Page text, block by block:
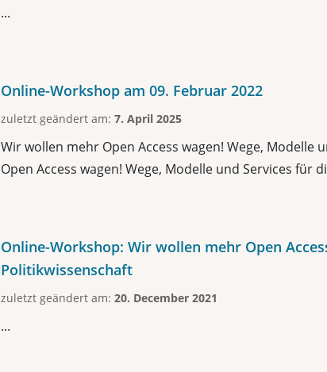
...
Online-Workshop am 09. Februar 2022
zuletzt geändert am: 7. April 2025
Wir wollen mehr Open Access wagen! Wege,
Open Access wagen! Wege, Modelle und Services für
Online-Workshop: Wir wollen mehr Open
Politikwissenschaft
zuletzt geändert am: 20. December 2021
...